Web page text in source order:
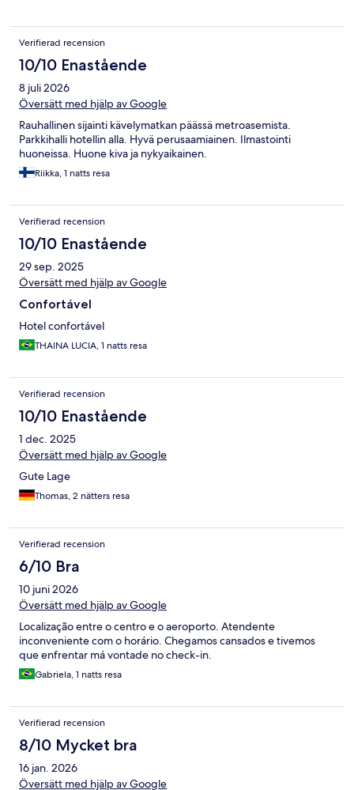
Verifierad recension
10/10 Enastående
8 juli 2026
Översätt med hjälp av Google
Rauhallinen sijainti kävelymatkan päässä metroasemista.
Parkkihalli hotellin alla. Hyvä perusaamiainen. Ilmastointi
huoneissa. Huone kiva ja nykyaikainen.
Riikka, 1 natts resa
Verifierad recension
10/10 Enastående
29 sep. 2025
Översätt med hjälp av Google
Confortável
Hotel confortável
THAINA LUCIA, 1 natts resa
Verifierad recension
10/10 Enastående
1 dec. 2025
Översätt med hjälp av Google
Gute Lage
Thomas, 2 nätters resa
Verifierad recension
6/10 Bra
10 juni 2026
Översätt med hjälp av Google
Localização entre o centro e o aeroporto. Atendente
inconveniente com o horário. Chegamos cansados e tivemos
que enfrentar má vontade no check-in.
Gabriela, 1 natts resa
Verifierad recension
8/10 Mycket bra
16 jan. 2026
Översätt med hjälp av Google